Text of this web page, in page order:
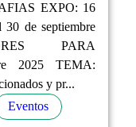
EXPO: 16
de septiembre
PARA
2025 TEMA:
y pr...
Eventos